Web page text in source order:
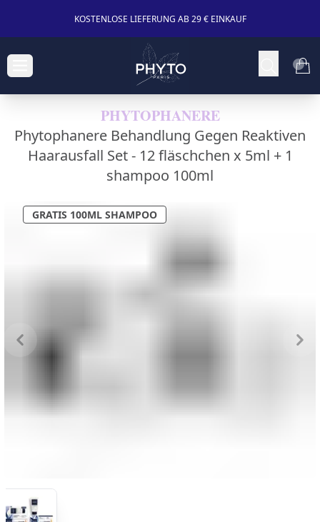
KOSTENLOSE LIEFERUNG AB 29 € EINKAUF
PHYTOPHANERE
Phytophanere Behandlung Gegen Reaktiven
Haarausfall Set - 12 fläschchen x 5ml + 1
shampoo 100ml
GRATIS 100ML SHAMPOO